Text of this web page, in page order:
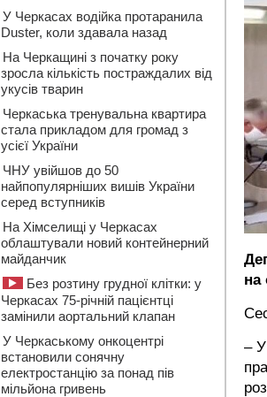
на
– У
У Черкасах водійка протаранила
Duster, коли здавала назад
На Черкащині з початку року
зросла кількість постраждалих від
укусів тварин
Черкаська тренувальна квартира
стала прикладом для громад з
усієї України
ЧНУ увійшов до 50
найпопулярніших вишів України
серед вступників
На Хімселищі у Черкасах
облаштували новий контейнерний
майданчик
Без розтину грудної клітки: у
Черкасах 75-річній пацієнтці
замінили аортальний клапан
У Черкаському онкоцентрі
встановили сонячну
електростанцію за понад пів
мільйона гривень